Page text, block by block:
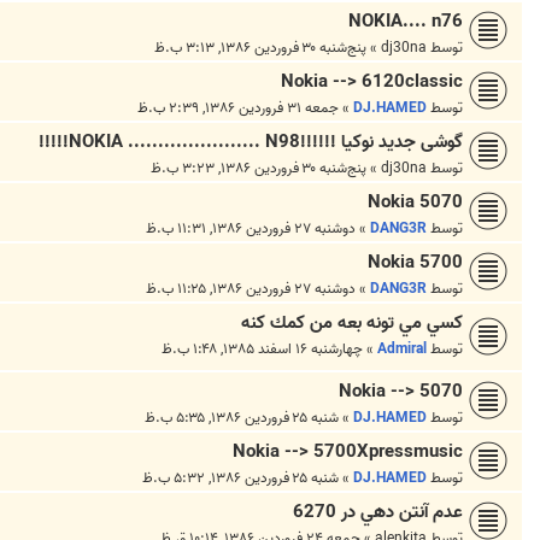
NOKIA.... n76
توسط dj30na
»پنج‌شنبه ۳۰ فروردین ۱۳۸۶, ۳:۱۳ ب.ظ
Nokia --> 6120classic
توسطDJ.HAMED
»جمعه ۳۱ فروردین ۱۳۸۶, ۲:۳۹ ب.ظ
گوشی جدید نوکیا !!!!!!NOKIA ...................... N98!!!!!
توسط dj30na
»پنج‌شنبه ۳۰ فروردین ۱۳۸۶, ۳:۲۳ ب.ظ
Nokia 5070
توسطDANG3R
» دوشنبه ۲۷ فروردین ۱۳۸۶, ۱۱:۳۱ ب.ظ
Nokia 5700
توسطDANG3R
» دوشنبه ۲۷ فروردین ۱۳۸۶, ۱۱:۲۵ ب.ظ
كسي مي تونه بعه من كمك كنه
توسطAdmiral
»چهارشنبه ۱۶ اسفند ۱۳۸۵, ۱:۴۸ ب.ظ
Nokia --> 5070
توسطDJ.HAMED
»شنبه ۲۵ فروردین ۱۳۸۶, ۵:۳۵ ب.ظ
Nokia --> 5700Xpressmusic
توسطDJ.HAMED
»شنبه ۲۵ فروردین ۱۳۸۶, ۵:۳۲ ب.ظ
عدم آنتن دهي در 6270